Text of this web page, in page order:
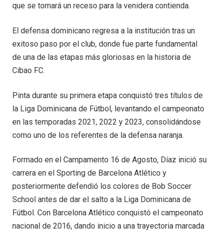
que se tomará un receso para la venidera contienda.
El defensa dominicano regresa a la institución tras un
exitoso paso por el club, donde fue parte fundamental
de una de las etapas más gloriosas en la historia de
Cibao FC.
Pinta durante su primera etapa conquistó tres títulos de
la Liga Dominicana de Fútbol, levantando el campeonato
en las temporadas 2021, 2022 y 2023, consolidándose
como uno de los referentes de la defensa naranja.
Formado en el Campamento 16 de Agosto, Díaz inició su
carrera en el Sporting de Barcelona Atlético y
posteriormente defendió los colores de Bob Soccer
School antes de dar el salto a la Liga Dominicana de
Fútbol. Con Barcelona Atlético conquistó el campeonato
nacional de 2016, dando inicio a una trayectoria marcada